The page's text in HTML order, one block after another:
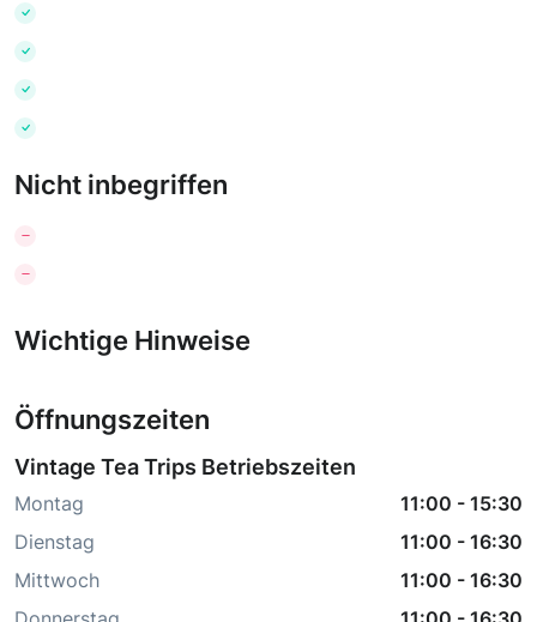
Nicht inbegriffen
Wichtige Hinweise
Öffnungszeiten
Vintage Tea Trips Betriebszeiten
Montag 11:00 - 15:30
Dienstag
11:00 - 16:30
Mittwoch
11:00 - 16:30